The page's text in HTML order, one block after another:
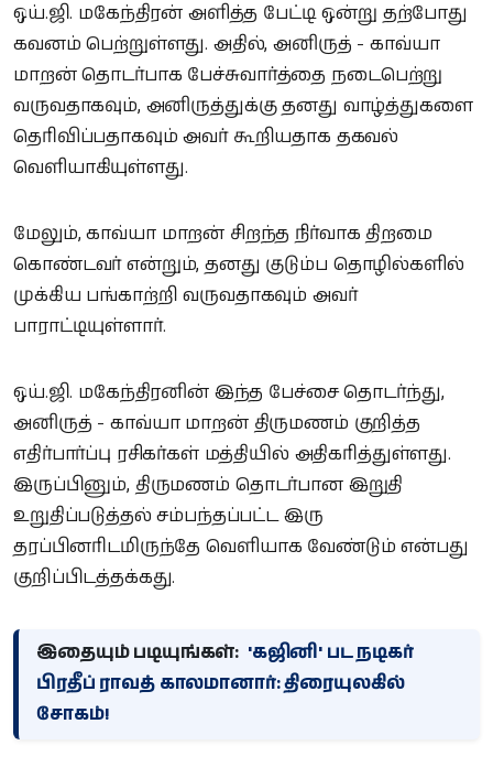
ஒய்.ஜி. மகேந்திரன் அளித்த பேட்டி ஒன்று தற்போது
கவனம் பெற்றுள்ளது. அதில், அனிருத் - காவ்யா
மாறன் தொடர்பாக பேச்சுவார்த்தை நடைபெற்று
வருவதாகவும், அனிருத்துக்கு தனது வாழ்த்துகளை
தெரிவிப்பதாகவும் அவர் கூறியதாக தகவல்
வெளியாகியுள்ளது.
மேலும், காவ்யா மாறன் சிறந்த நிர்வாக திறமை
கொண்டவர் என்றும், தனது குடும்ப தொழில்களில்
முக்கிய பங்காற்றி வருவதாகவும் அவர்
பாராட்டியுள்ளார்.
ஒய்.ஜி. மகேந்திரனின் இந்த பேச்சை தொடர்ந்து,
அனிருத் - காவ்யா மாறன் திருமணம் குறித்த
எதிர்பார்ப்பு ரசிகர்கள் மத்தியில் அதிகரித்துள்ளது.
இருப்பினும், திருமணம் தொடர்பான இறுதி
உறுதிப்படுத்தல் சம்பந்தப்பட்ட இரு
தரப்பினரிடமிருந்தே வெளியாக வேண்டும் என்பது
குறிப்பிடத்தக்கது.
இதையும் படியுங்கள்: 'கஜினி' பட நடிகர்
பிரதீப் ராவத் காலமானார்: திரையுலகில்
சோகம்!